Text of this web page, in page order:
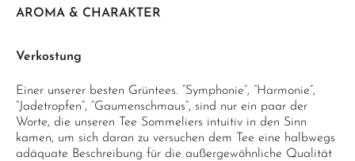
AROMA & CHARAKTER
Verkostung
Einer unserer besten Grüntees. “Symphonie”, “Harmonie”,
“Jadetropfen”, “Gaumenschmaus”, sind nur ein paar der
Worte, die unseren Tee Sommeliers intuitiv in den Sinn
kamen, um sich daran zu versuchen dem Tee eine halbwegs
adäquate Beschreibung für die außergewöhnliche Qualität